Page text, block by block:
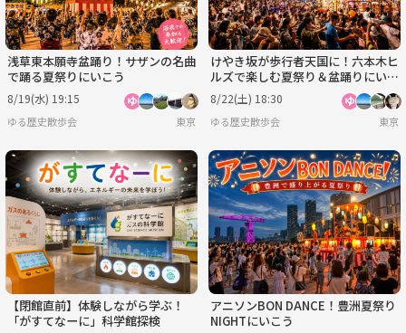
浅草東本願寺盆踊り！サザンの名曲
で踊る夏祭りにいこう
8/19(水) 19:15
ゆる歴史散歩会 東京
けやき坂が歩行者天国に！六本木ヒ
ルズで楽しむ夏祭り＆盆踊りにいこ
う
8/22(土) 18:30
ゆる歴史散歩会 東京
【閉館直前】体験しながら学ぶ！
「がすてなーに」科学館探検
アニソンBON DANCE！豊洲夏祭り
NIGHTにいこう